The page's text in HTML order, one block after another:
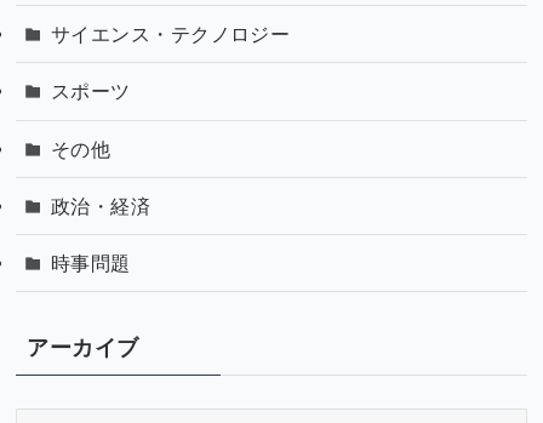
サイエンス・テクノロジー
スポーツ
その他
政治・経済
時事問題
アーカイブ